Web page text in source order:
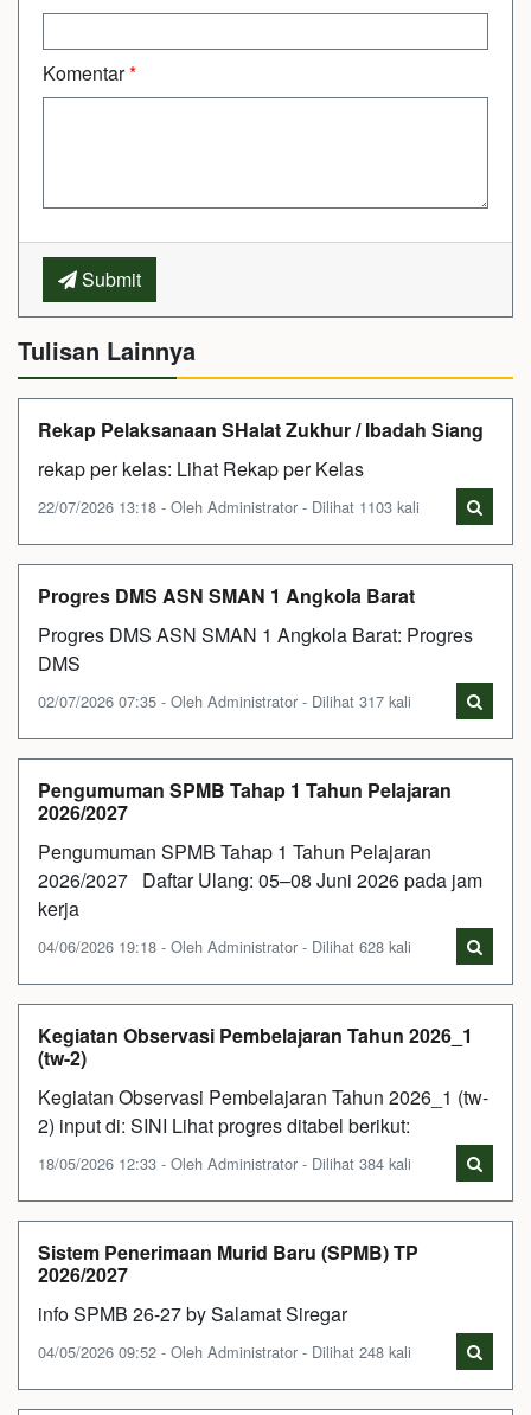
Komentar*
Submit
Tulisan Lainnya
Rekap Pelaksanaan SHalat Zukhur / Ibadah Siang
rekap per kelas: Lihat Rekap per Kelas
22/07/2026 13:18 - Oleh Administrator - Dilihat 1103 kali
Progres DMS ASN SMAN 1 Angkola Barat
Progres DMS ASN SMAN 1 Angkola Barat: Progres
DMS
02/07/2026 07:35 - Oleh Administrator - Dilihat 317 kali
Pengumuman SPMB Tahap 1 Tahun Pelajaran
2026/2027
Pengumuman SPMB Tahap 1 Tahun Pelajaran
2026/2027 Daftar Ulang: 05–08 Juni 2026 pada jam
kerja
04/06/2026 19:18 - Oleh Administrator - Dilihat 628 kali
Kegiatan Observasi Pembelajaran Tahun 2026_1
(tw-2)
Kegiatan Observasi Pembelajaran Tahun 2026_1 (tw-
2) input di: SINI Lihat progres ditabel berikut:
18/05/2026 12:33 - Oleh Administrator - Dilihat 384 kali
Sistem Penerimaan Murid Baru (SPMB) TP
2026/2027
info SPMB 26-27 by Salamat Siregar
04/05/2026 09:52 - Oleh Administrator - Dilihat 248 kali